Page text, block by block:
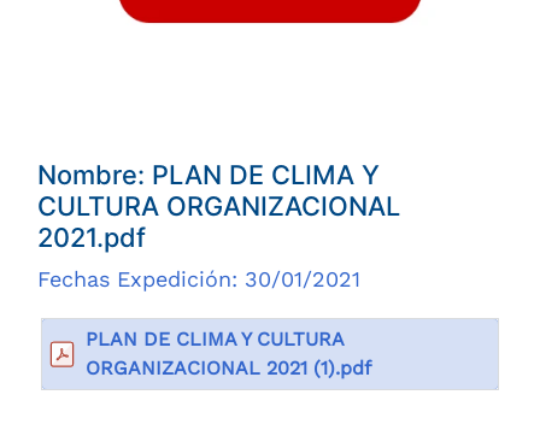
Nombre: PLAN DE CLIMA Y
CULTURA ORGANIZACIONAL
2021.pdf
Fechas Expedición: 30/01/2021
PLAN DE CLIMA Y CULTURA
ORGANIZACIONAL 2021 (1).pdf